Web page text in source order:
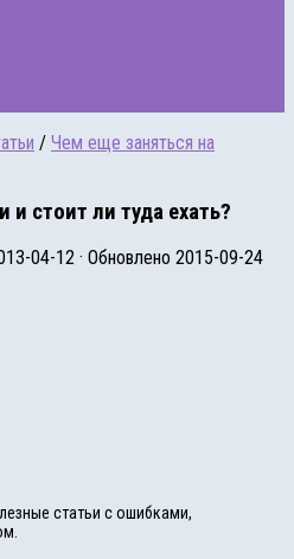
/ Чем еще заняться на
и стоит ли туда ехать?
04-12 · Обновлено 2015-09-24
статьи с ошибками,